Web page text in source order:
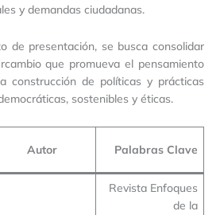
y demandas ciudadanas.
de presentación, se busca consolidar
que promueva el pensamiento
construcción de políticas y prácticas
sostenibles y éticas.
Autor Palabras Clave
Revista Enfoques
de la